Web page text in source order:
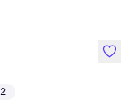
like